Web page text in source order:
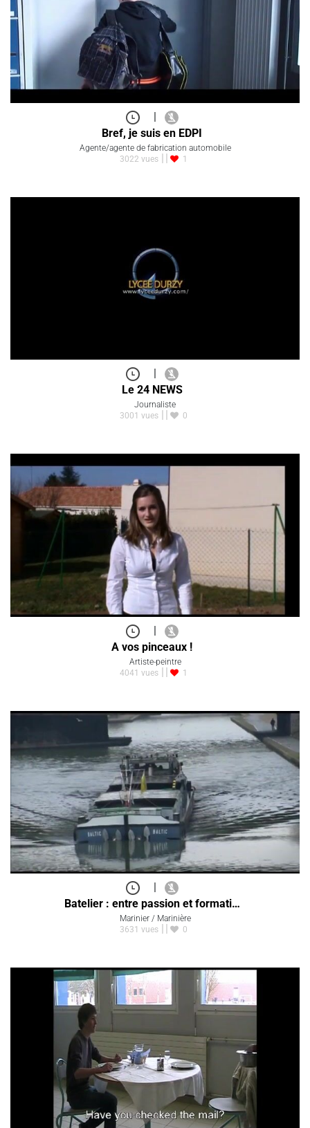
|
Bref, je suis en EDPI
Agente/agente de fabrication automobile
3022 vues
1
Le 24 NEWS
Journaliste
3001 vues
0
|
A vos pinceaux !
Artiste-peintre
4041 vues
1
Batelier : entre passion et formati…
Marinier / Marinière
3631 vues
0